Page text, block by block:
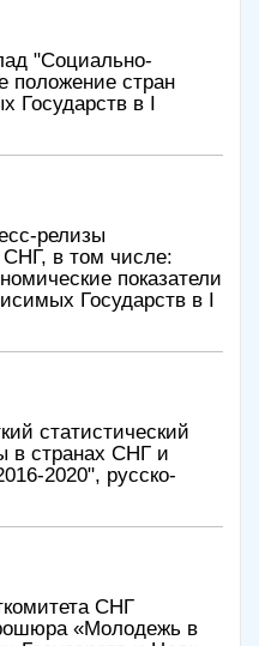
"Социально-
положение стран
Государств в I
релизы
СНГ, в том числе:
показатели
Государств в I
статистический
в странах СНГ и
2020", русско-
СНГ
«Молодежь в